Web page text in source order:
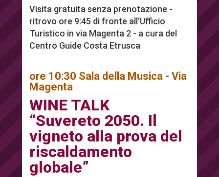
Visita gratuita senza prenotazione -
ritrovo ore 9:45 di fronte all’Ufficio
Turistico in via Magenta 2 - a cura del
Centro Guide Costa Etrusca
ore 10:30 Sala della Musica - Via
Magenta
WINE TALK
“Suvereto 2050. Il
vigneto alla prova del
riscaldamento
globale”